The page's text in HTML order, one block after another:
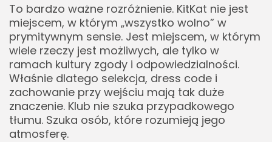
To bardzo ważne rozróżnienie. KitKat nie jest
miejscem, w którym „wszystko wolno” w
prymitywnym sensie. Jest miejscem, w którym
wiele rzeczy jest możliwych, ale tylko w
ramach kultury zgody i odpowiedzialności.
Właśnie dlatego selekcja, dress code i
zachowanie przy wejściu mają tak duże
znaczenie. Klub nie szuka przypadkowego
tłumu. Szuka osób, które rozumieją jego
atmosferę.